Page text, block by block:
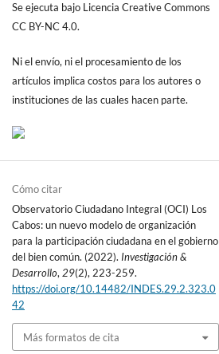
Se ejecuta bajo Licencia Creative Commons
CC BY-NC 4.0.
Ni el envío, ni el procesamiento de los
artículos implica costos para los autores o
instituciones de las cuales hacen parte.
Cómo citar
Observatorio Ciudadano Integral (OCI) Los
Cabos: un nuevo modelo de organización
para la participación ciudadana en el gobierno
del bien común. (2022). Investigación &
Desarrollo,29(2), 223-259.
https://doi.org/10.14482/INDES.29.2.323.0
42
Más formatos de cita